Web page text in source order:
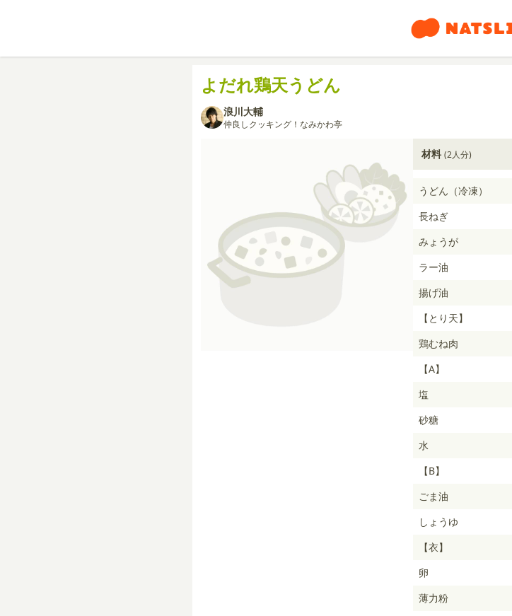
よだれ鶏天うどん
浪川大輔
仲良しクッキング！なみかわ亭
材料 (2人分)
うどん（冷凍）
長ねぎ
みょうが
ラー油
揚げ油
【とり天】
鶏むね肉
【A】
塩
砂糖
水
【B】
ごま油
しょうゆ
【衣】
卵
薄力粉